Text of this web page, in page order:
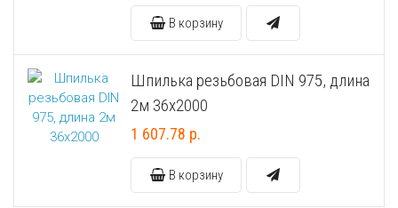
Фасадный анкер “Wkret-met”
В корзину
Шпилька резьбовая DIN 975, длина
2м 36х2000
1 607.78 р.
В корзину